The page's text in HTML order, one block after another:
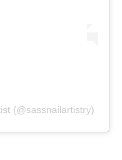
(@sassnailartistry)